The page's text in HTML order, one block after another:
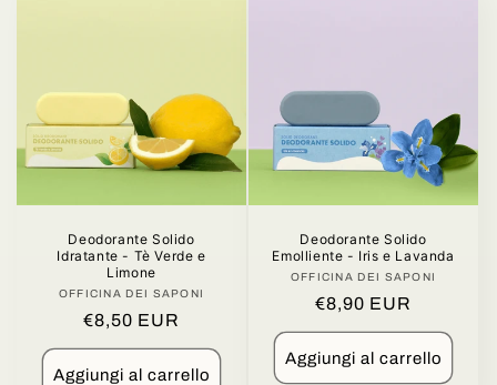
Deodorante Solido
Idratante - Tè Verde e
Limone
Produttore:
OFFICINA DEI SAPONI
Prezzo
di
listino
€8,50 EUR
Aggiungi al carrello
Deodorante Solido
Emolliente - Iris e Lavanda
Produttore:
OFFICINA DEI SAPONI
Prezzo
di
listino
€8,90 EUR
Aggiungi al carrello